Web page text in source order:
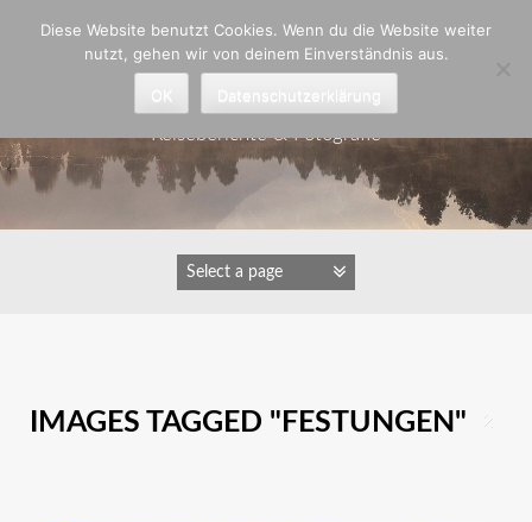
Astrid Padberg
Reiseberichte & Fotografie
IMAGES TAGGED "FESTUNGEN"
Diese Website benutzt Cookies. Wenn du die Website weiter
nutzt, gehen wir von deinem Einverständnis aus.